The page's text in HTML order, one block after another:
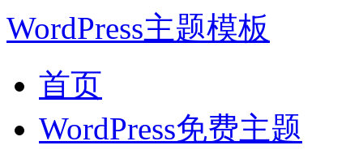
WordPress主题模板
首页
WordPress免费主题